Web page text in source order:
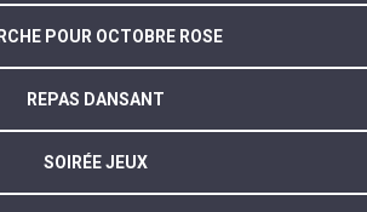
POUR OCTOBRE ROSE
REPAS DANSANT
SOIRÉE JEUX